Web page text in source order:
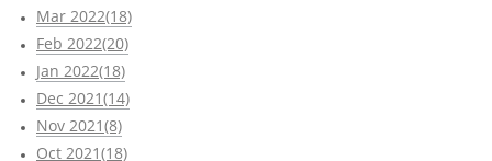
Mar 2022(18)
Feb 2022(20)
Jan 2022(18)
Dec 2021(14)
Nov 2021(8)
Oct 2021(18)